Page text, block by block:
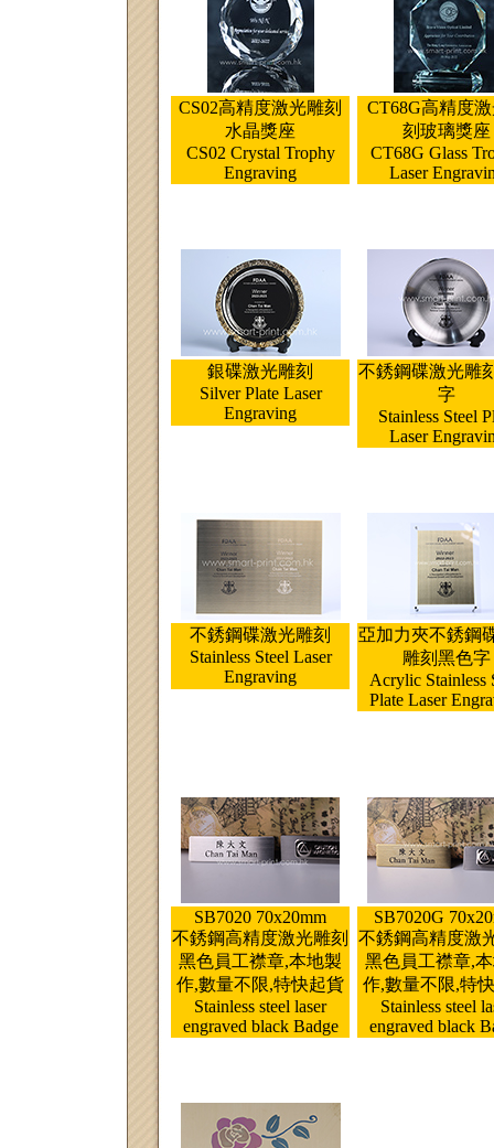
CS02高精度激光雕刻
水晶獎座
CS02 Crystal Trophy
Engraving
CT68G高精度
刻玻璃獎座
CT68G Glass
Laser
銀碟激光雕刻
Silver Plate Laser
Engraving
不銹鋼碟激光雕
字
Stainless Steel
Laser
不銹鋼碟激光雕刻
Stainless Steel Laser
Engraving
亞加力夾不銹鋼
雕刻黑色字
Acrylic Stainless
Plate Laser
SB7020 70x20mm
不銹鋼高精度激光雕刻
黑色員工襟章,本地製
作,數量不限,特快起貨
Stainless steel laser
engraved black Badge
SB7020G
不銹鋼高精度激
黑色員工襟章,
作,數量不限,特
Stainless steel
engraved black